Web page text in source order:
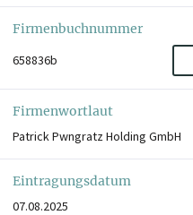
Firmenbuchnummer
658836b
Firmenwortlaut
Patrick Pwngratz Holding GmbH
Eintragungsdatum
07.08.2025